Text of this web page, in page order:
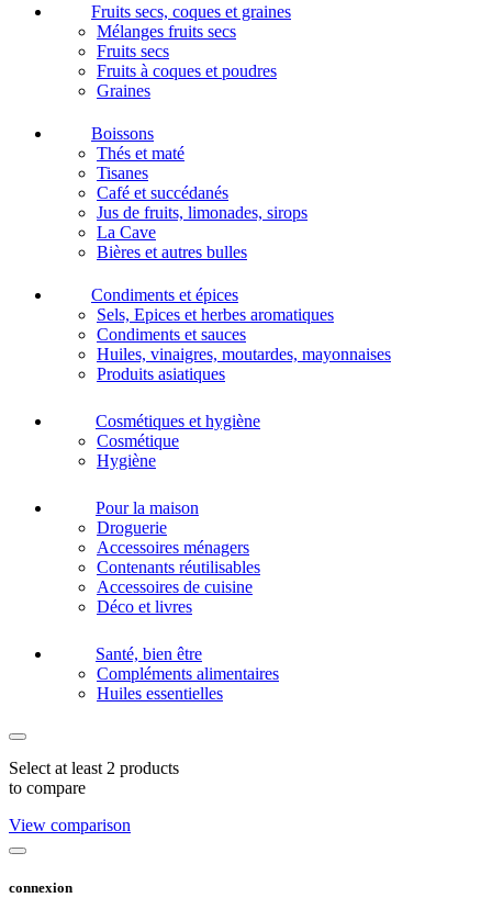
Fruits secs, coques et graines
Mélanges fruits secs
Fruits secs
Fruits à coques et poudres
Graines
Boissons
Thés et maté
Tisanes
Café et succédanés
Jus de fruits, limonades, sirops
La Cave
Bières et autres bulles
Condiments et épices
Sels, Epices et herbes aromatiques
Condiments et sauces
Huiles, vinaigres, moutardes, mayonnaises
Produits asiatiques
Cosmétiques et hygiène
Cosmétique
Hygiène
Pour la maison
Droguerie
Accessoires ménagers
Contenants réutilisables
Accessoires de cuisine
Déco et livres
Santé, bien être
Compléments alimentaires
Huiles essentielles
Select at least 2 products
to compare
View comparison
connexion